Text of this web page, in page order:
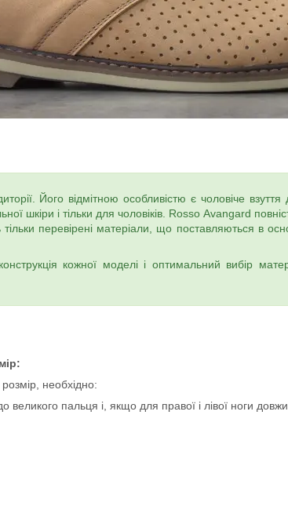
Його відмітною особливістю є чоловіче взуття
шкіри і тільки для чоловіків. Rosso Avangard
тільки перевірені матеріали, що поставляються в
кожної моделі і оптимальний вибір
необхідно:
пальця і, якщо для правої і лівої ноги